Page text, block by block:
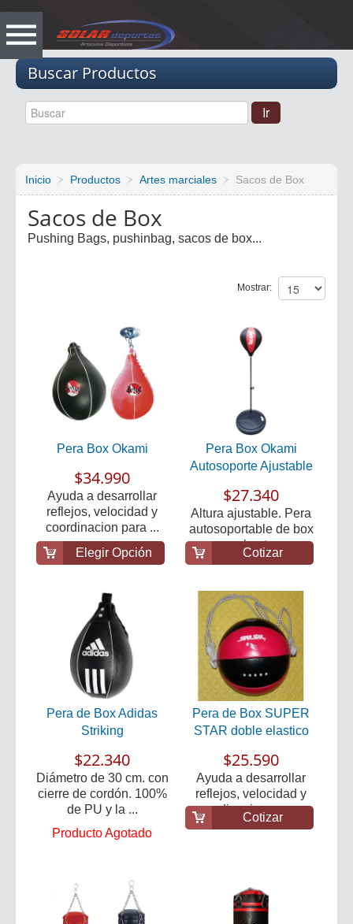
Buscar Productos
Inicio Productos Artes marciales Sacos de Box
Sacos de Box
Pushing Bags, pushinbag, sacos de box...
Mostrar:
Pera Box Okami
$34.990
Ayuda a desarrollar
reflejos, velocidad y
coordinacion para ...
Elegir Opción
Pera Box Okami
Autosoporte Ajustable
$27.340
Altura ajustable. Pera
autosoportable de box
para el entren...
Cotizar
Pera de Box Adidas
Striking
$22.340
Diámetro de 30 cm. con
cierre de cordón. 100%
de PU y la ...
Producto Agotado
Pera de Box SUPER
STAR doble elastico
$25.590
Ayuda a desarrollar
reflejos, velocidad y
coordinacion para ...
Cotizar